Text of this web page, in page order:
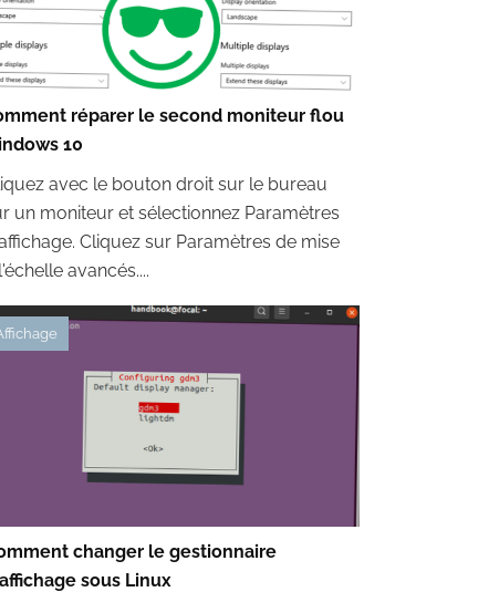
réparer le second moniteur flou
10
avec le bouton droit sur le bureau
un moniteur et sélectionnez Paramètres
Cliquez sur Paramètres de mise
avancés....
changer le gestionnaire
sous Linux